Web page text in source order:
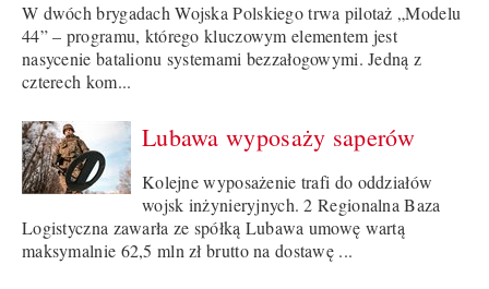
W dwóch brygadach Wojska Polskiego trwa pilotaż „Modelu
44” – programu, którego kluczowym elementem jest
nasycenie batalionu systemami bezzałogowymi. Jedną z
czterech kom...
Lubawa wyposaży saperów
Kolejne wyposażenie trafi do oddziałów
wojsk inżynieryjnych. 2 Regionalna Baza
Logistyczna zawarła ze spółką Lubawa umowę wartą
maksymalnie 62,5 mln zł brutto na dostawę ...